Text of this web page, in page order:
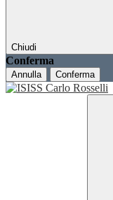
Chiudi
Conferma
Annulla Conferma